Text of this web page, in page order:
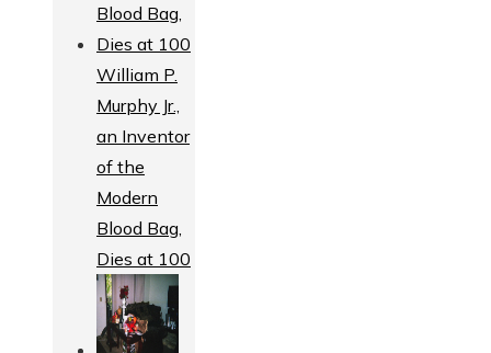
William P.
Murphy Jr.,
an Inventor
of the
Modern
Blood Bag,
Dies at 100